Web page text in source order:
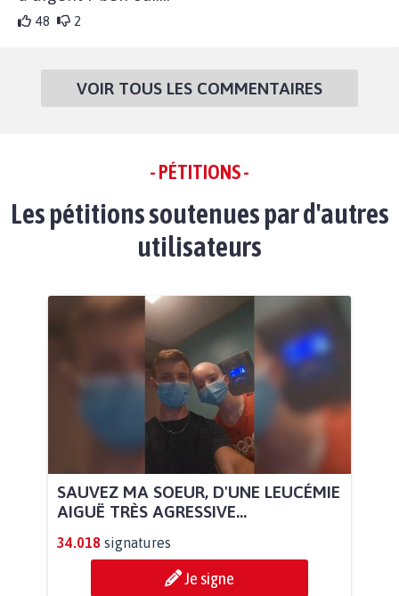
48 2
VOIR TOUS LES COMMENTAIRES
- PÉTITIONS -
Les pétitions soutenues par d'autres
utilisateurs
SAUVEZ MA SOEUR, D'UNE LEUCÉMIE
AIGUË TRÈS AGRESSIVE...
34.018 signatures
Je signe